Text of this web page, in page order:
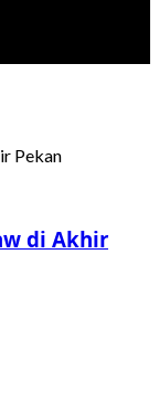
di Akhir